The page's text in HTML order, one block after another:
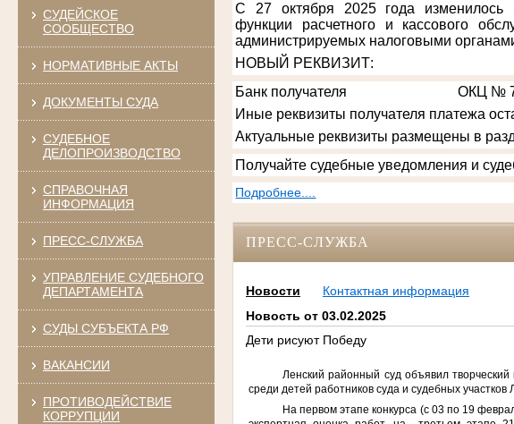
СУДЕЙСКОЕ
СООБЩЕСТВО
НОРМАТИВНЫЕ АКТЫ
ДОКУМЕНТЫ СУДА
СУДЕБНОЕ
ДЕЛОПРОИЗВОДСТВО
СПРАВОЧНАЯ
ИНФОРМАЦИЯ
ПРЕСС-СЛУЖБА
УПРАВЛЕНИЕ СУДЕБНОГО
ДЕПАРТАМЕНТА
СУДЫ СУБЪЕКТА РФ
ВАКАНСИИ
ПРОТИВОДЕЙСТВИЕ
КОРРУПЦИИ
С 27 октября 2025 года изменилось
функции расчетного и кассового
администрируемых налоговыми
НОВЫЙ РЕКВИЗИТ:
Банк получателя
ОКЦ № 7
Иные реквизиты получателя платежа
Актуальные реквизиты размещены в
Получайте судебные уведомления и
Подробнее....
ПРЕСС-СЛУЖБА
Новости
Контактная информация
Новость от 03.02.2025
Дети рисуют Победу
Ленский районный суд объявил
среди детей работников суда и судебных
На первом этапе конкурса (с 03 по 19